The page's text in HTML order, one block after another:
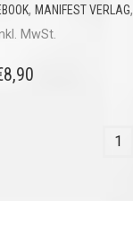
, MANIFEST VERLAG,
MwSt.
8,90
1